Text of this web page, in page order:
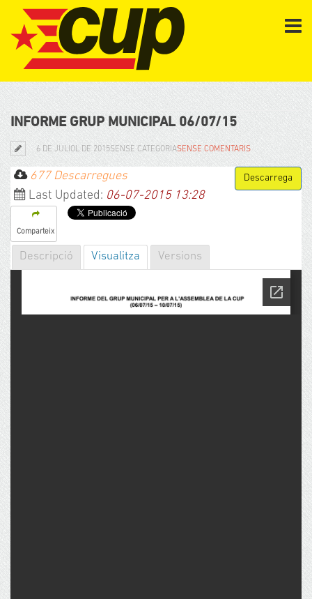
INFORME GRUP MUNICIPAL 06/07/15
6 DE JULIOL DE 2015SENSE CATEGORIASENSE COMENTARIS
677 Descarregues
Last Updated: 06-07-2015 13:28
Comparteix
Descripció Visualitza Versions